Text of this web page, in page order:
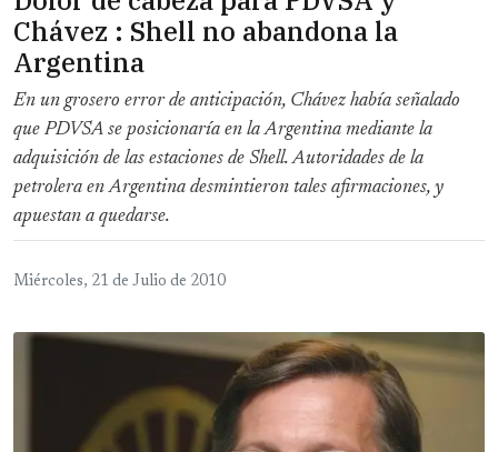
Chávez : Shell no abandona la
Argentina
En un grosero error de anticipación, Chávez había señalado
que PDVSA se posicionaría en la Argentina mediante la
adquisición de las estaciones de Shell. Autoridades de la
petrolera en Argentina desmintieron tales afirmaciones, y
apuestan a quedarse.
Miércoles, 21 de Julio de 2010